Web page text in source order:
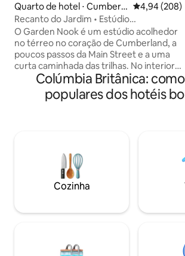
Quarto de hotel ⋅ Cumberla
nd
4,94 de
4,94 (208)
Recanto do Jardim • Estúdio
aconchegante com 2 camas
O Garden Nook é um estúdio acolhedor
no térreo no coração de Cumberland, a
poucos passos da Main Street e a uma
curta caminhada das trilhas. No interior,
você encontrará duas camas
confortáveis, um banheiro privativo, Wi-
Fi rápido, Smart TV, espaço de trabalho
pia portátil para lavar louça. Portas
deslizantes se abrem para uma pequena
área de pátio dentro do jardim
compartilhado. Estacionamento gratuito
Colúmbia Britânica:
populares dos hotéis
Cozinha